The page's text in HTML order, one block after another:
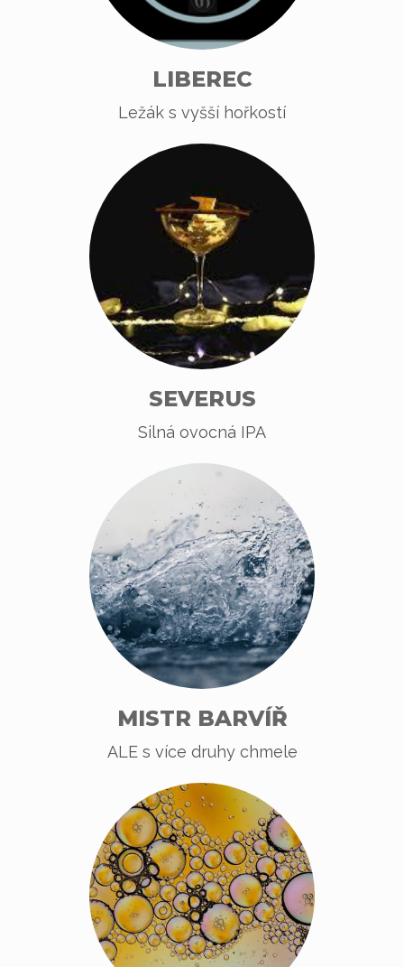
LIBEREC
Ležák s vyšší hořkostí
SEVERUS
Silná ovocná IPA
MISTR BARVÍŘ
ALE s více druhy chmele